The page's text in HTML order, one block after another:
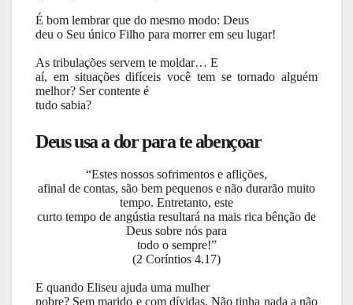
É bom lembrar que do mesmo modo: Deus
deu o Seu único Filho para morrer em seu lugar!
As tribulações servem te moldar… E
aí, em situações difíceis você tem se tornado alguém
melhor? Ser contente é
tudo sabia?
Deus usa a dor para te abençoar
“Estes nossos sofrimentos e aflições,
afinal de contas, são bem pequenos e não durarão muito
tempo. Entretanto, este
curto tempo de angústia resultará na mais rica bênção de
Deus sobre nós para
todo o sempre!”
(2 Coríntios 4.17)
E quando Eliseu ajuda uma mulher
pobre? Sem marido e com dívidas. Não tinha nada a não